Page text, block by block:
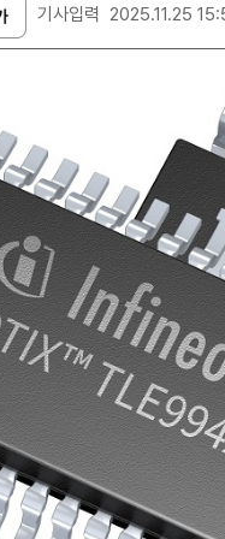
기사입력 2025.11.25